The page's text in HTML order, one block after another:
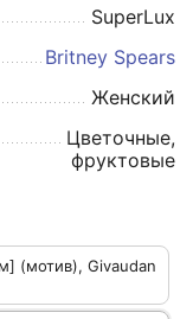
SuperLux
Britney Spears
Женский
Цветочные,
фруктовые
(мотив), Givaudan